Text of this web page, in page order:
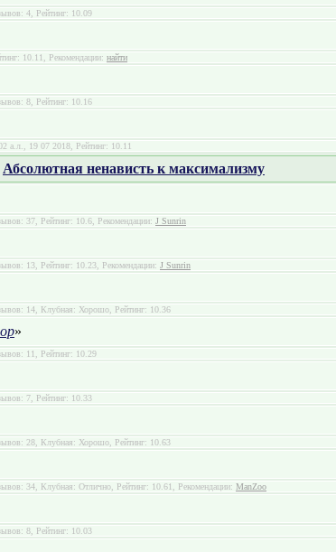
4, Рейтинг: 10.09
10.11, Рекомендации: найти
8, Рейтинг: 10.16
а.л., 19 07 2018, Рейтинг: 10.11
Абсолютная ненависть к максимализму
37, Рейтинг: 10.6, Рекомендации: J Sunrin
13, Рейтинг: 10.23, Рекомендации: J Sunrin
14, Клубная: Хорошо, Рейтинг: 10.36
»
11, Рейтинг: 10.29
7, Рейтинг: 10.33
28, Клубная: Хорошо, Рейтинг: 10.63
34, Клубная: Отлично, Рейтинг: 10.61, Рекомендации: ManZoo
8, Рейтинг: 10.03